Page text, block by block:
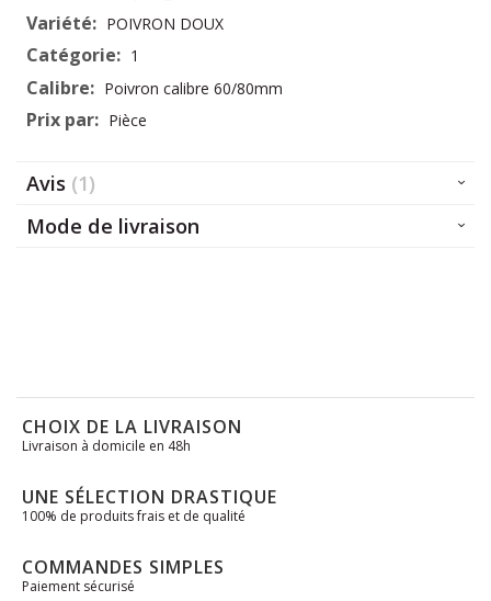
POIVRON DOUX
1
Poivron calibre 60/80mm
Pièce
Avis 1
Mode de livraison
CHOIX DE LA LIVRAISON
Livraison à domicile en 48h
UNE SÉLECTION DRASTIQUE
100% de produits frais et de qualité
COMMANDES SIMPLES
Paiement sécurisé